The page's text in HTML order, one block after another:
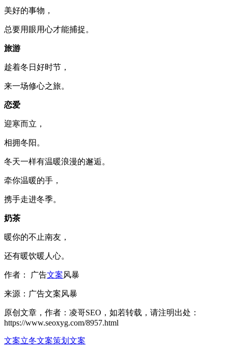
美好的事物，
总要用眼用心才能捕捉。
旅游
趁着冬日好时节，
来一场修心之旅。
恋爱
迎寒而立，
相拥冬阳。
冬天一样有温暖浪漫的邂逅。
牵你温暖的手，
携手走进冬季。
奶茶
暖你的不止南友，
还有暖饮暖人心。
作者： 广告文案风暴
来源：广告文案风暴
原创文章，作者：凌哥SEO，如若转载，请注明出处：
https://www.seoxyg.com/8957.html
文案立冬文案策划文案